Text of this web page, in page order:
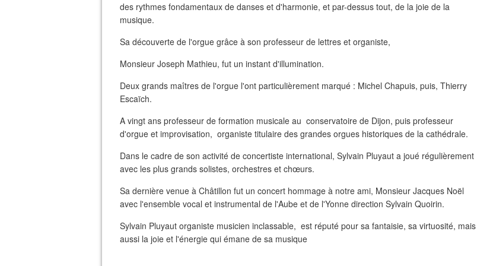
des rythmes fondamentaux de danses et d'harmonie, et par-dessus tout, de la joie de la
musique.
Sa découverte de l'orgue grâce à son professeur de lettres et organiste,
Monsieur Joseph Mathieu, fut un instant d'illumination.
Deux grands maîtres de l'orgue l'ont particulièrement marqué : Michel Chapuis, puis, Thierry
Escaïch.
A vingt ans professeur de formation musicale au conservatoire de Dijon, puis professeur
d'orgue et improvisation, organiste titulaire des grandes orgues historiques de la cathédrale.
Dans le cadre de son activité de concertiste international, Sylvain Pluyaut a joué régulièrement
avec les plus grands solistes, orchestres et chœurs.
Sa dernière venue à Châtillon fut un concert hommage à notre ami, Monsieur Jacques Noël
avec l'ensemble vocal et instrumental de l'Aube et de l'Yonne direction Sylvain Quoirin.
Sylvain Pluyaut organiste musicien inclassable, est réputé pour sa fantaisie, sa virtuosité, mais
aussi la joie et l'énergie qui émane de sa musique